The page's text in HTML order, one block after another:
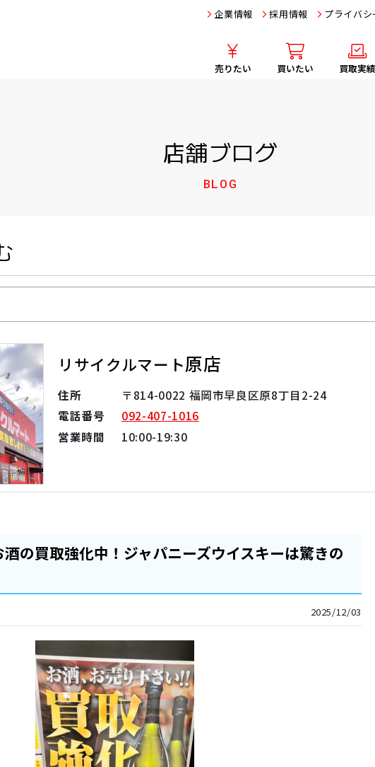
企業情報 採用情報 プライバ
売りたい 買いたい 買取実績
店舗ブログ
BLOG
リサイクルマート原店
住所
〒814-0022 福岡市早良区原8丁目2-24
電話番号
092-407-1016
営業時間
10:00-19:30
酒の買取強化中！ジャパニーズウイスキーは驚きの
2025/12/03